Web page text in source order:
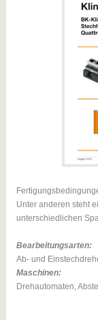
Unter anderen steht
unterschiedlichen
Bearbeitungsarten:
Ab- und
Maschinen:
Drehautomaten,